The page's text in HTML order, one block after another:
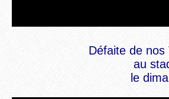
Défaite de
au
le